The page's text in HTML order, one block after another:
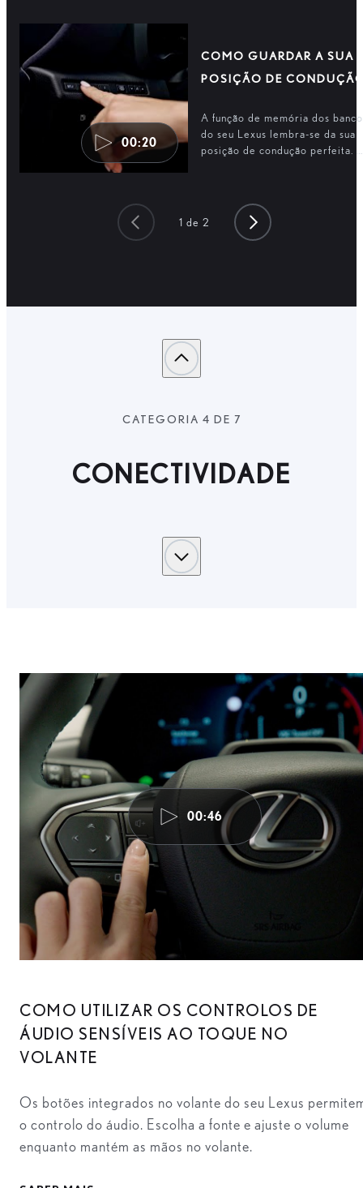
00:20
COMO GUARDAR A SUA
POSIÇÃO DE
A função de memória dos
do seu Lexus lembra-se da sua
posição de condução perfeita. É
1 de 2
CATEGORIA 4 DE 7
CONECTIVIDADE
00:46
COMO UTILIZAR OS CONTROLOS DE
ÁUDIO SENSÍVEIS AO TOQUE NO
VOLANTE
Os botões integrados no volante do seu Lexus
o controlo do áudio. Escolha a fonte e ajuste o volume
enquanto mantém as mãos no volante.